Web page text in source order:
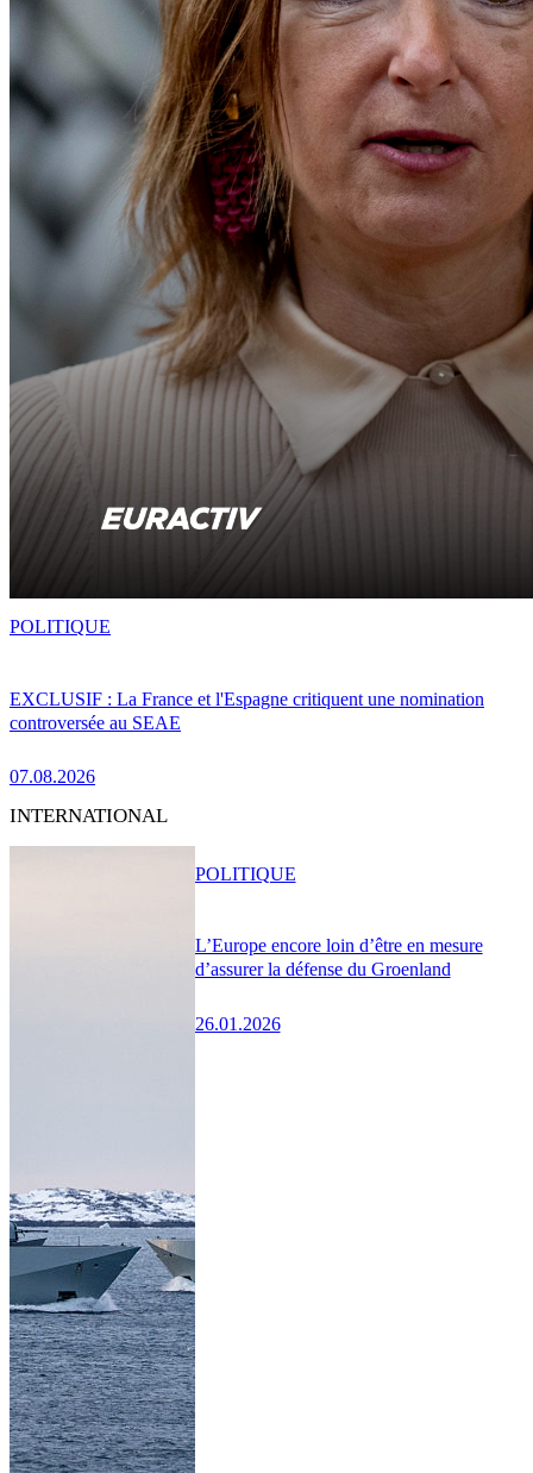
EXCLUSIF : La France et l'Espagne critiquent une nomination
controversée au SEAE
07.08.2026
POLITIQUE
INTERNATIONAL
L’Europe encore loin d’être en mesure
d’assurer la défense du Groenland
26.01.2026
POLITIQUE